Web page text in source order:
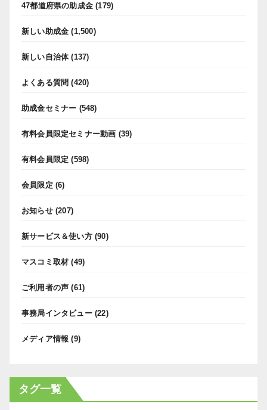
47都道府県の助成金 (179)
新しい助成金 (1,500)
新しい自治体(137)
よくある質問 (420)
助成金セミナー (548)
有料会員限定セミナー動画 (39)
有料会員限定 (598)
会員限定 (6)
お知らせ(207)
新サービス＆使い方(90)
マスコミ取材 (49)
ご利用者の声 (61)
事務局インタビュー(22)
メディア情報 (9)
タグ一覧